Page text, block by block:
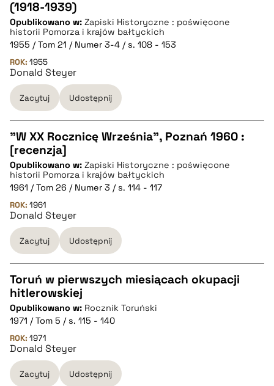
CZYSTY TEKST
pobierz cytat
BIBTEX
pobierz cytat
(1918-1939)
Opublikowano w: Zapiski Historyczne : poświęcone
historii Pomorza i krajów bałtyckich
1955 / Tom 21 / Numer 3-4 / s. 108 - 153
ROK: 1955
Donald Steyer
Zacytuj Udostępnij
CZYSTY TEKST
pobierz cytat
BIBTEX
pobierz cytat
"W XX Rocznicę Września", Poznań 1960 :
[recenzja]
Opublikowano w: Zapiski Historyczne : poświęcone
historii Pomorza i krajów bałtyckich
1961 / Tom 26 / Numer 3 / s. 114 - 117
ROK: 1961
Donald Steyer
Zacytuj Udostępnij
CZYSTY TEKST
pobierz cytat
BIBTEX
Toruń w pierwszych miesiącach okupacji
hitlerowskiej
Opublikowano w: Rocznik Toruński
1971 / Tom 5 / s. 115 - 140
ROK: 1971
Donald Steyer
Zacytuj Udostępnij